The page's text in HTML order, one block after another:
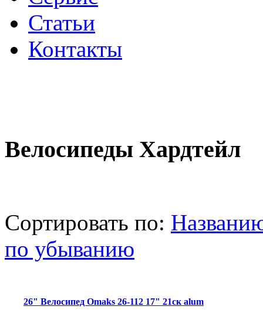
Статьи
Контакты
Велосипеды Хардтейл
Сортировать по:
по убыванию
26" Велосипед Omaks 26-112 17" 21ск alum